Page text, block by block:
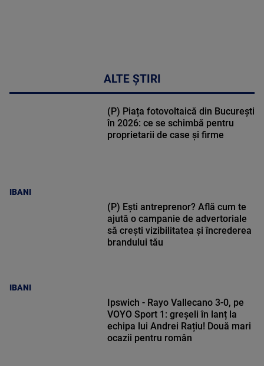
ALTE ȘTIRI
IBANI
(P) Piața fotovoltaică din București
în 2026: ce se schimbă pentru
proprietarii de case și firme
IBANI
(P) Ești antreprenor? Află cum te
ajută o campanie de advertoriale
să crești vizibilitatea și încrederea
brandului tău
Ipswich - Rayo Vallecano 3-0, pe
VOYO Sport 1: greșeli în lanț la
echipa lui Andrei Rațiu! Două mari
ocazii pentru român